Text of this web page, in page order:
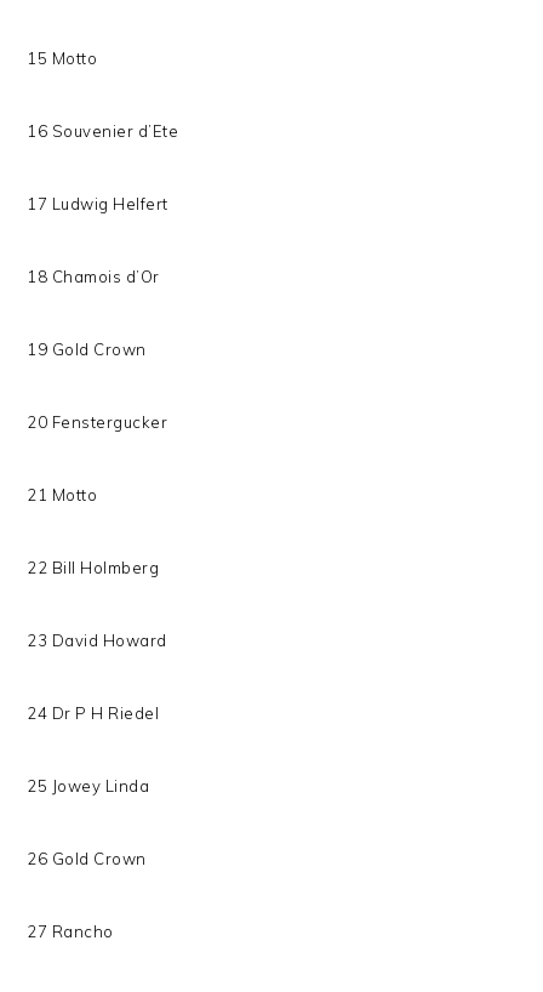
15 Motto
16 Souvenier d’Ete
17 Ludwig Helfert
18 Chamois d’Or
19 Gold Crown
20 Fenstergucker
21 Motto
22 Bill Holmberg
23 David Howard
24 Dr P H Riedel
25 Jowey Linda
26 Gold Crown
27 Rancho